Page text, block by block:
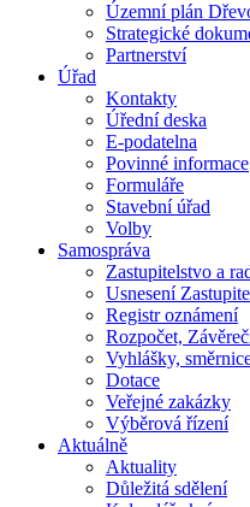
Územní plán
Strategické
Partnerství
Úřad
Kontakty
Úřední deska
E-podatelna
Povinné informace
Formuláře
Stavební úřad
Volby
Samospráva
Zastupitelstvo a
Usnesení
Registr oznámení
Rozpočet,
Vyhlášky,
Dotace
Veřejné zakázky
Výběrová řízení
Aktuálně
Aktuality
Důležitá sdělení